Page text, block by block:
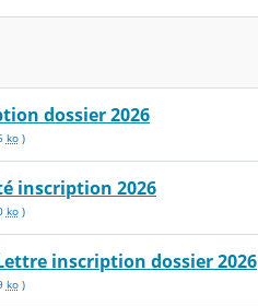
dossier 2026
ko)
inscription 2026
ko)
inscription dossier 2026
ko)